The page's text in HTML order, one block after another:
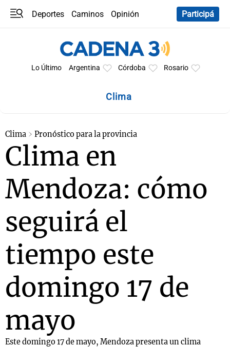
Deportes Caminos
Opinión
Participá
Lo Último Argentina Córdoba Rosario
Clima
Clima Pronóstico para la provincia
Clima en
Mendoza: cómo
seguirá el
tiempo este
domingo 17 de
mayo
Este domingo 17 de mayo, Mendoza presenta un clima